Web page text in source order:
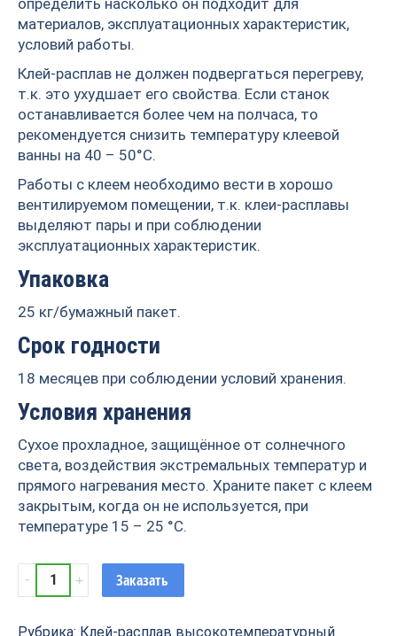
материалов, эксплуатационных характеристик,
условий работы.
Клей-расплав не должен подвергаться перегреву,
т.к. это ухудшает его свойства. Если станок
останавливается более чем на полчаса, то
рекомендуется снизить температуру клеевой
ванны на 40 – 50°С.
Работы с клеем необходимо вести в хорошо
вентилируемом помещении, т.к. клеи-расплавы
выделяют пары и при соблюдении
эксплуатационных характеристик.
Упаковка
25 кг/бумажный пакет.
Срок годности
18 месяцев при соблюдении условий хранения.
Условия хранения
Сухое прохладное, защищённое от солнечного
света, воздействия экстремальных температур и
прямого нагревания место. Храните пакет с клеем
закрытым, когда он не используется, при
температуре 15 – 25 °С.
Клей-
расплав
Заказать
Рубрика: Клей-расплав высокотемпературный